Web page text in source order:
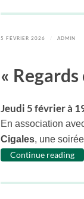
5 FÉVRIER 2026 ADMIN
«
Jeudi 5 février à
En association
Cigales, une
Continue reading